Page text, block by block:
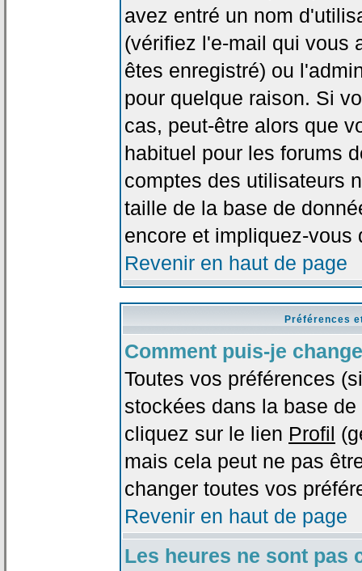
avez entré un nom
(vérifiez l'e-mail qui vous
êtes enregistré) ou
pour quelque raison. Si
cas, peut-être alors que
habituel pour les forums
comptes des utilisateurs
taille de la base de
encore et impliquez-
Revenir en haut de page
Préférences
Comment puis-je
Toutes vos préférences
stockées dans la base
cliquez sur le lien Profil
mais cela peut ne pas
changer toutes vos
Revenir en haut de page
Les heures ne sont pas